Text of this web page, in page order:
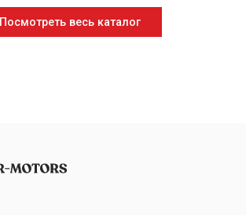
Посмотреть весь каталог